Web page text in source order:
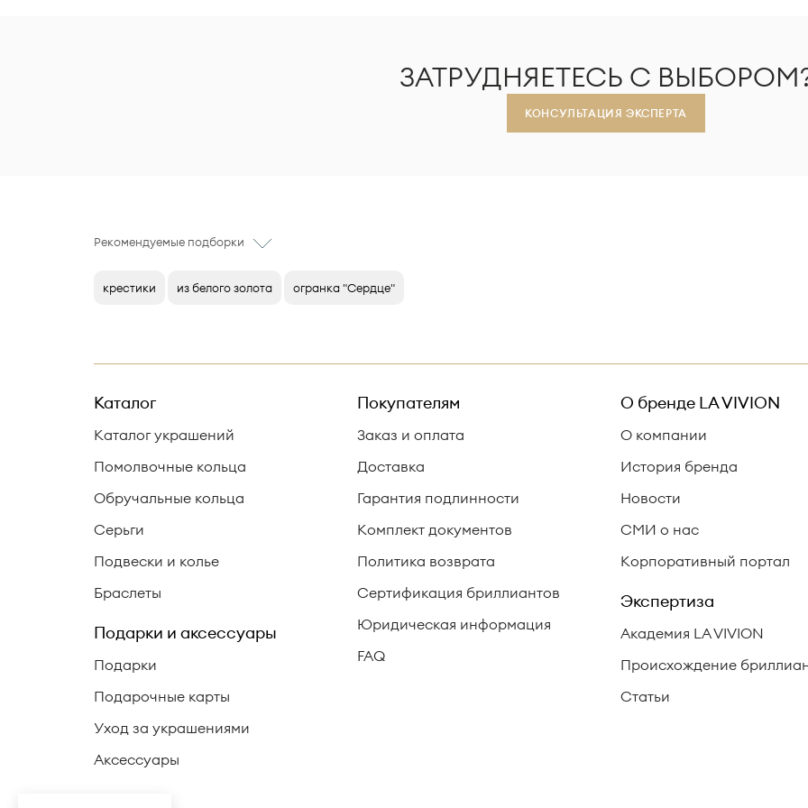
ЗАТРУДНЯЕТЕСЬ С
КОНСУЛЬТАЦИЯ ЭКСПЕРТА
Рекомендуемые подборки
крестики из белого золота огранка "Сердце"
Каталог
Каталог украшений
Помолвочные кольца
Обручальные кольца
Серьги
Подвески и колье
Браслеты
Подарки и аксессуары
Подарки
Подарочные карты
Уход за украшениями
Аксессуары
Покупателям
Заказ и оплата
Доставка
Гарантия подлинности
Комплект документов
Политика возврата
Сертификация бриллиантов
Юридическая информация
FAQ
О бренде LA VIVION
О компании
История бренда
Новости
СМИ о нас
Корпоративный портал
Экспертиза
Академия LA VIVION
Происхождение
Статьи